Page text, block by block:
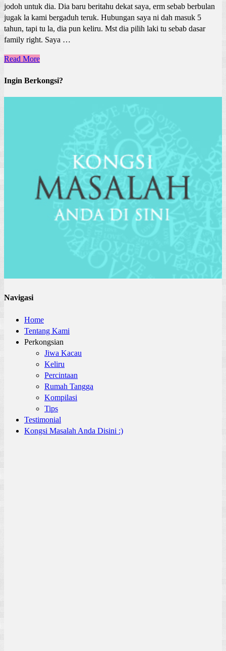
jodoh untuk dia. Dia baru beritahu dekat saya, erm sebab berbulan
jugak la kami bergaduh teruk. Hubungan saya ni dah masuk 5
tahun, tapi tu la, dia pun keliru. Mst dia pilih laki tu sebab dasar
family right. Saya …
Read More
Ingin Berkongsi?
Navigasi
Home
Tentang Kami
Perkongsian
Jiwa Kacau
Keliru
Percintaan
Rumah Tangga
Kompilasi
Tips
Testimonial
Kongsi Masalah Anda Disini :)